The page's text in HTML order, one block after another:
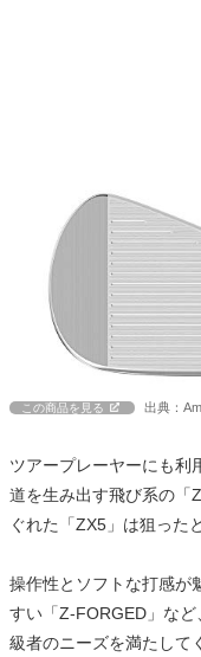
この商品を見る 出典：
ツアープレーヤーにも利
道を生み出す飛び系の「
ぐれた「ZX5」は狙った
操作性とソフトな打感が
すい「Z-FORGED」など
級者のニーズを満たして